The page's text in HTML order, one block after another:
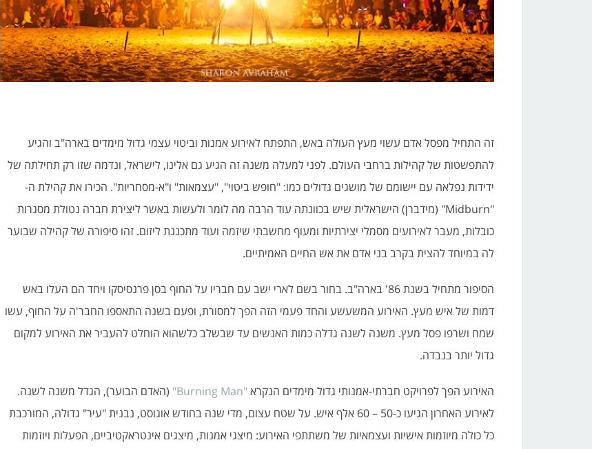
זה התחיל מפסל אדם עשוי מעץ העולה באש, התפתח לאירוע אמנות וביטוי עצמי גדול מימדים בארה"ב והגיע
להתפשטות של קהילות ברחבי העולם. לפני למעלה משנה זה הגיע גם אלינו, לישראל, ונדמה שזו רק תחילתה של
ידידות נפלאה עם יישומם של מושגים גדולים כמו: "חופש ביטוי", "עצמאות" ו"א-מסחריות". הכירו את קהילת ה-
"Midburn" (מידברן) הישראלית שיש בכוונתה עוד הרבה מה לומר ולעשות באשר ליצירת חברה נטולת מסגרות
כובלות, מעבר לאירועים מסמלי יצירתיות ומעוף מחשבתי שיזמה ועוד מתכננת ליזום. זהו סיפורה של קהילה שבוער
לה במיוחד להצית בקרב בני אדם את אש החיים האמיתיים.
הסיפור מתחיל בשנת 86' בארה"ב. בחור בשם לארי ישב עם חבריו על החוף בסן פרנסיסקו ויחד הם העלו באש
דמות של איש מעץ. האירוע המשעשע והחד פעמי הזה הפך למסורת, ופעם בשנה התאספו החבר'ה על החוף, עשו
שמח ושרפו פסל מעץ. משנה לשנה גדלה כמות האנשים עד שבשלב כלשהוא הוחלט להעביר את האירוע למקום
גדול יותר בנבדה.
האירוע הפך לפרויקט חברתי-אמנותי גדול מימדים הנקרא"Burning Man"
(האדם הבוער), הגדל משנה לשנה.
לאירוע האחרון הגיעו כ-50 – 60 אלף איש. על שטח עצום, מדי שנה בחודש אוגוסט, נבנית "עיר" גדולה, המורכבת
כל כולה מיוזמות אישיות ועצמאיות של משתתפי האירוע: מיצגי אמנות, מיצגים אינטראקטיביים, הפעלות ויוזמות